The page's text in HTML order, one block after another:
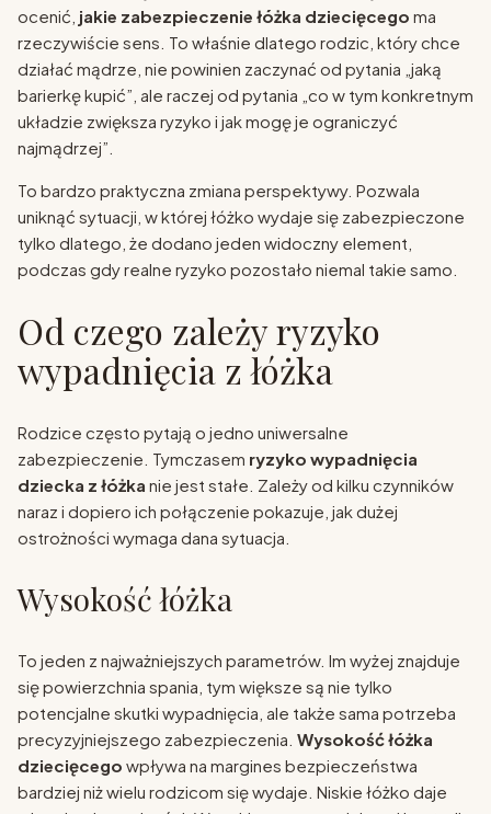
ocenić, jakie zabezpieczenie łóżka dziecięcego ma
rzeczywiście sens. To właśnie dlatego rodzic, który chce
działać mądrze, nie powinien zaczynać od pytania „jaką
barierkę kupić”, ale raczej od pytania „co w tym konkretnym
układzie zwiększa ryzyko i jak mogę je ograniczyć
najmądrzej”.
To bardzo praktyczna zmiana perspektywy. Pozwala
uniknąć sytuacji, w której łóżko wydaje się zabezpieczone
tylko dlatego, że dodano jeden widoczny element,
podczas gdy realne ryzyko pozostało niemal takie samo.
Od czego zależy ryzyko
wypadnięcia z łóżka
Rodzice często pytają o jedno uniwersalne
zabezpieczenie. Tymczasem ryzyko wypadnięcia
dziecka z łóżka nie jest stałe. Zależy od kilku czynników
naraz i dopiero ich połączenie pokazuje, jak dużej
ostrożności wymaga dana sytuacja.
Wysokość łóżka
To jeden z najważniejszych parametrów. Im wyżej znajduje
się powierzchnia spania, tym większe są nie tylko
potencjalne skutki wypadnięcia, ale także sama potrzeba
precyzyjniejszego zabezpieczenia. Wysokość łóżka
dziecięcego wpływa na margines bezpieczeństwa
bardziej niż wielu rodzicom się wydaje. Niskie łóżko daje